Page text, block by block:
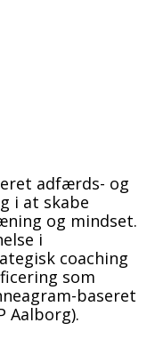
adfærds- og
i at skabe
og mindset.
i
coaching
som
baseret
Aalborg).